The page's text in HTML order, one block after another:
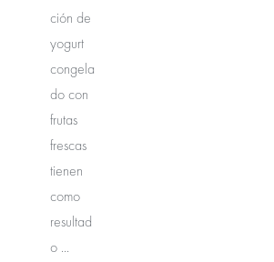
ción de
yogurt
congela
do con
frutas
frescas
tienen
como
resultad
o ...